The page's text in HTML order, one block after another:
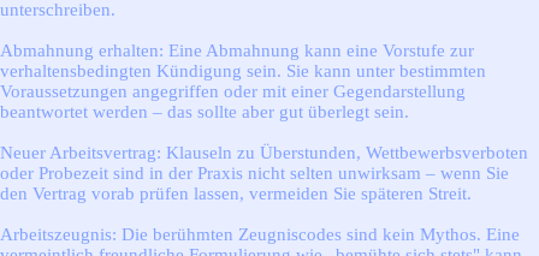
unterschreiben.
Abmahnung erhalten: Eine Abmahnung kann eine Vorstufe zur
verhaltensbedingten Kündigung sein. Sie kann unter bestimmten
Voraussetzungen angegriffen oder mit einer Gegendarstellung
beantwortet werden – das sollte aber gut überlegt sein.
Neuer Arbeitsvertrag: Klauseln zu Überstunden, Wettbewerbsverboten
oder Probezeit sind in der Praxis nicht selten unwirksam – wenn Sie
den Vertrag vorab prüfen lassen, vermeiden Sie späteren Streit.
Arbeitszeugnis: Die berühmten Zeugniscodes sind kein Mythos. Eine